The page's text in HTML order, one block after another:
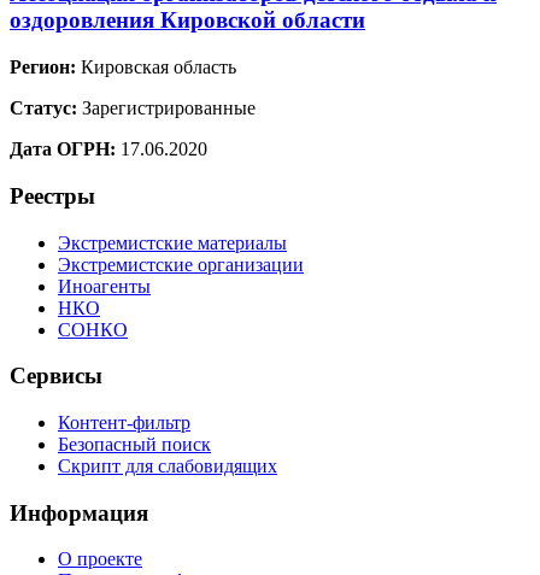
оздоровления Кировской области
Регион: Кировская область
Статус: Зарегистрированные
Дата ОГРН: 17.06.2020
Реестры
Экстремистские материалы
Экстремистские организации
Иноагенты
НКО
СОНКО
Сервисы
Контент-фильтр
Безопасный поиск
Скрипт для слабовидящих
Информация
О проекте